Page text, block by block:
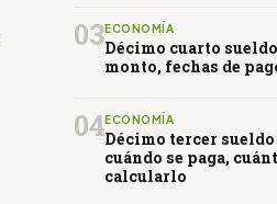
03ECONOMÍA
Décimo cuarto
monto, fechas de
04ECONOMÍA
Décimo tercer sueldo
cuándo se paga,
calcularlo